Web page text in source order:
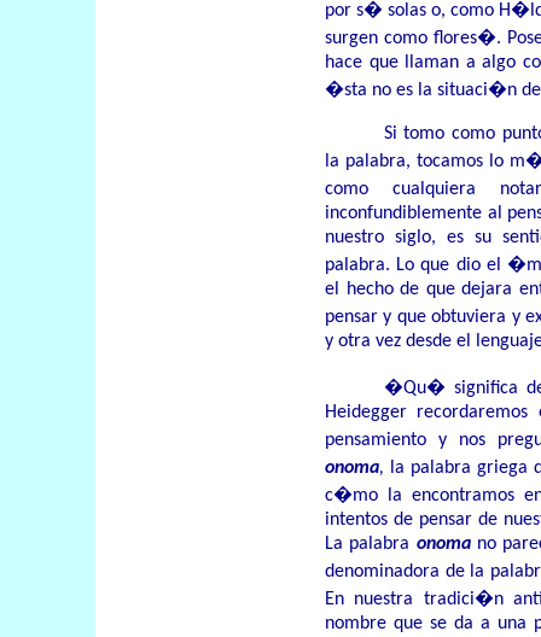
por s� solas o, como
surgen como flores�.
hace que llaman a algo
�sta no es la situaci�n
Si tomo como
la palabra, tocamos lo
como cualquiera
inconfundiblemente al
nuestro siglo, es su
palabra. Lo que dio el
el hecho de que dejara
pensar y que obtuviera y
y otra vez desde el
�Qu� significa
Heidegger
pensamiento y nos
onoma,
la palabra
c�mo la encontramos
intentos de pensar de
La palabra onoma no
denominadora de la
En nuestra tradici�n
nombre que se da a una